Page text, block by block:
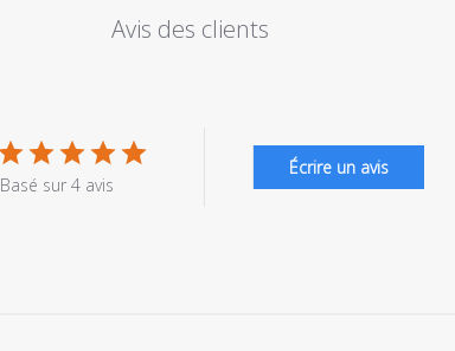
Avis des clients
Basé sur 4 avis
Écrire un avis